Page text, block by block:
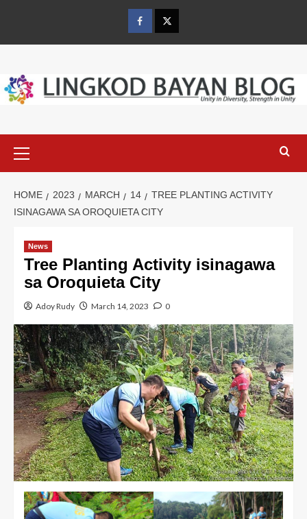
content
FacebookTwitter
Menu
HOME 2023 MARCH 14
TREE PLANTING ACTIVITY
ISINAGAWA SA OROQUIETA CITY
News
Tree Planting Activity isinagawa
sa Oroquieta City
Adoy Rudy March 14, 2023 0